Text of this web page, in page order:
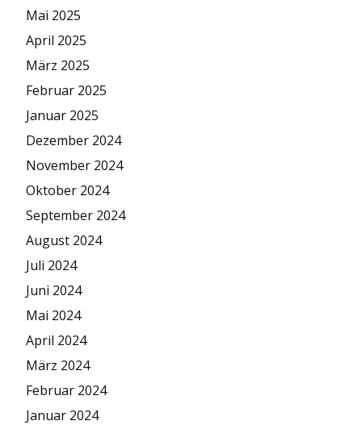
Mai 2025
April 2025
März 2025
Februar 2025
Januar 2025
Dezember 2024
November 2024
Oktober 2024
September 2024
August 2024
Juli 2024
Juni 2024
Mai 2024
April 2024
März 2024
Februar 2024
Januar 2024